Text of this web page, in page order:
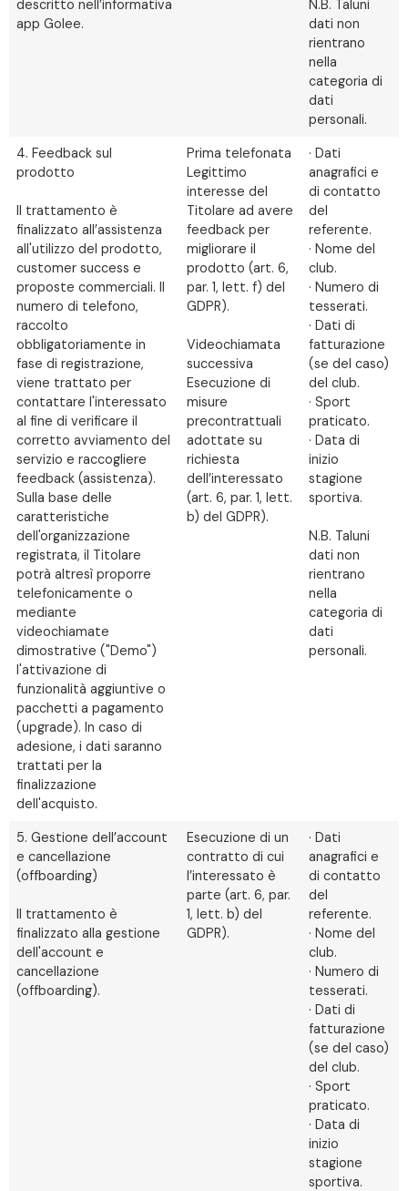
descritto nell’informativa
app Golee.
N.B. Taluni
dati non
rientrano
nella
categoria di
dati
personali.
4. Feedback sul
prodotto
Il trattamento è
finalizzato all’assistenza
all'utilizzo del prodotto,
customer success e
proposte commerciali. Il
numero di telefono,
raccolto
obbligatoriamente in
fase di registrazione,
viene trattato per
contattare l'interessato
al fine di verificare il
corretto avviamento del
servizio e raccogliere
feedback (assistenza).
Sulla base delle
caratteristiche
dell'organizzazione
registrata, il Titolare
potrà altresì proporre
telefonicamente o
mediante
videochiamate
dimostrative ("Demo")
l'attivazione di
funzionalità aggiuntive o
pacchetti a pagamento
(upgrade). In caso di
adesione, i dati saranno
trattati per la
finalizzazione
dell'acquisto.
Prima telefonata
Legittimo
interesse del
Titolare ad avere
feedback per
migliorare il
prodotto (art. 6,
par. 1, lett. f) del
GDPR).
Videochiamata
successiva
Esecuzione di
misure
precontrattuali
adottate su
richiesta
dell’interessato
(art. 6, par. 1, lett.
b) del GDPR).
· Dati
anagrafici e
di contatto
del
referente.
· Nome del
club.
· Numero di
tesserati.
· Dati di
fatturazione
(se del caso)
del club.
· Sport
praticato.
· Data di
inizio
stagione
sportiva.
N.B. Taluni
dati non
rientrano
nella
categoria di
dati
personali.
5. Gestione dell’account
e cancellazione
(offboarding)
Il trattamento è
finalizzato alla gestione
dell'account e
cancellazione
(offboarding).
Esecuzione di un
contratto di cui
l’interessato è
parte (art. 6, par.
1, lett. b) del
GDPR).
· Dati
anagrafici e
di contatto
del
referente.
· Nome del
club.
· Numero di
tesserati.
· Dati di
fatturazione
(se del caso)
del club.
· Sport
praticato.
· Data di
inizio
stagione
sportiva.